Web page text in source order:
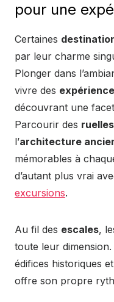
pour une
Certaines
par leur charme
Plonger dans
vivre des
découvrant une
Parcourir des
l’architecture
mémorables à
d’autant plus vrai
excursions.
Au fil des escales,
toute leur
édifices historiques
offre son propre